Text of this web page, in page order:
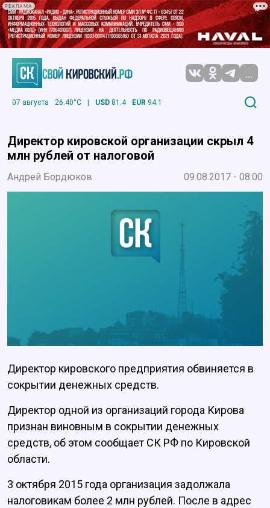
РЕКЛАМА
...
07 августа 26.40°C | USD 81.4 EUR 94.1
Директор кировской организации скрыл 4
млн рублей от налоговой
Андрей Бордюков 09.08.2017 - 08:00
Директор кировского предприятия обвиняется в
сокрытии денежных средств.
Директор одной из организаций города Кирова
признан виновным в сокрытии денежных
средств, об этом сообщает СК РФ по Кировской
области.
3 октября 2015 года организация задолжала
налоговикам более 2 млн рублей. После в адрес